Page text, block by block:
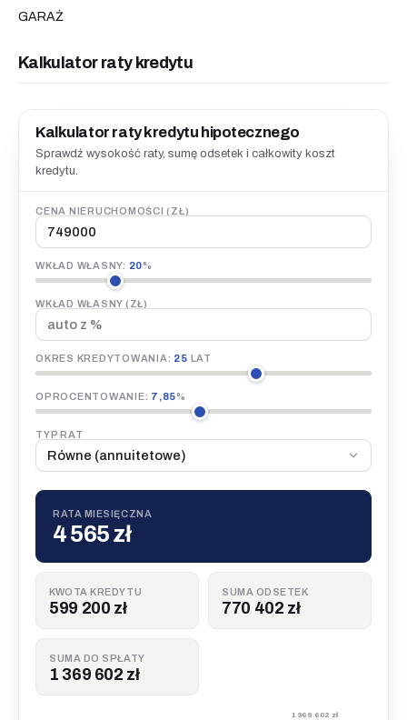
GARAŻ
Kalkulator raty kredytu
Kalkulator raty kredytu hipotecznego
Sprawdź wysokość raty, sumę odsetek i całkowity koszt
kredytu.
CENA NIERUCHOMOŚCI (ZŁ)
WKŁAD WŁASNY: 20%
WKŁAD WŁASNY (ZŁ)
OKRES KREDYTOWANIA: 25 LAT
OPROCENTOWANIE: 7,85%
TYP RAT
RATA MIESIĘCZNA
4 565 zł
KWOTA KREDYTU
599 200 zł
SUMA ODSETEK
770 402 zł
SUMA DO SPŁATY
1 369 602 zł
1 369 602 zł